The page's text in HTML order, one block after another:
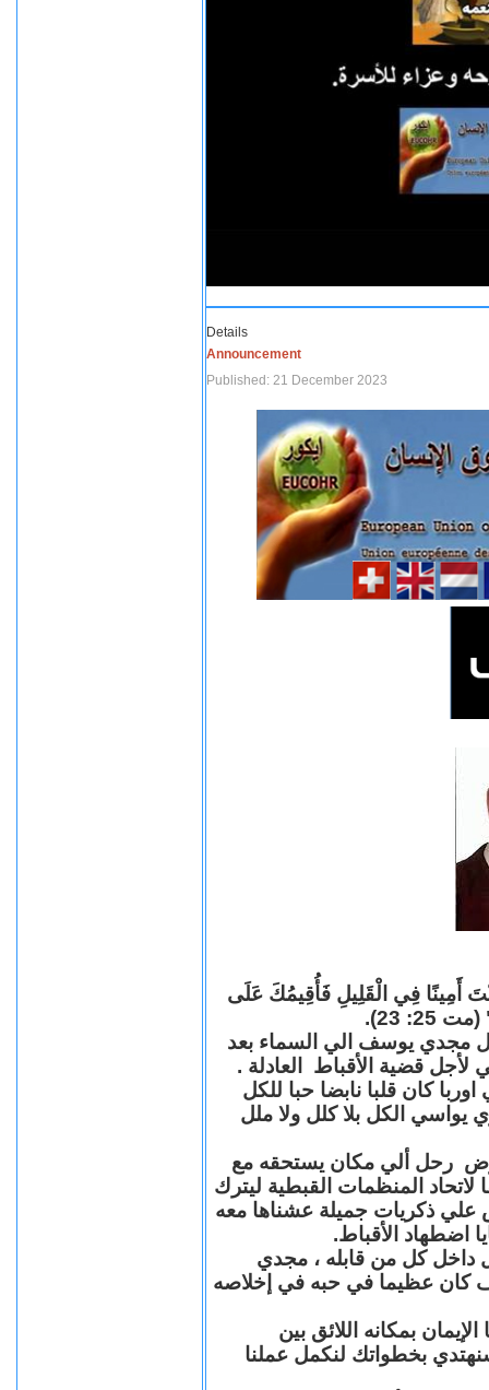
Details
Announcement
Published: 21 December 2023
أَمِينًا فِي الْقَلِيلِ فَأُقِيمُكَ عَلَى
23).
مجدي يوسف الي السماء بعد
قضية الأقباط العادلة .
كان قلبا نابضا حبا للكل
يواسي الكل بلا كلل ولا ملل
رحل ألي مكان يستحقه مع
المنظمات القبطية ليترك
علي ذكريات جميلة عشناها معه
اضطهاد الأقباط.
داخل كل من قابله ، مجدي
عظيما في حبه في إخلاصه
بمكانه اللائق بين
بخطواتك لنكمل عملنا